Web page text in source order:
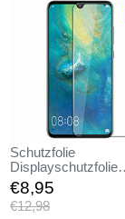
Schutzfolie
Displayschutzfolie
Panzerfolie Skins
Aufkleben
Glas Glasfolie für
€8,95
€12,98